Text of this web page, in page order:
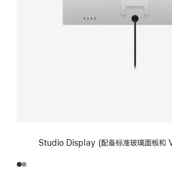
Studio Display (配备标准玻璃面板和